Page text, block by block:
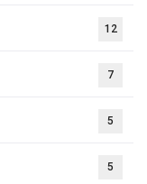
12
7
5
5